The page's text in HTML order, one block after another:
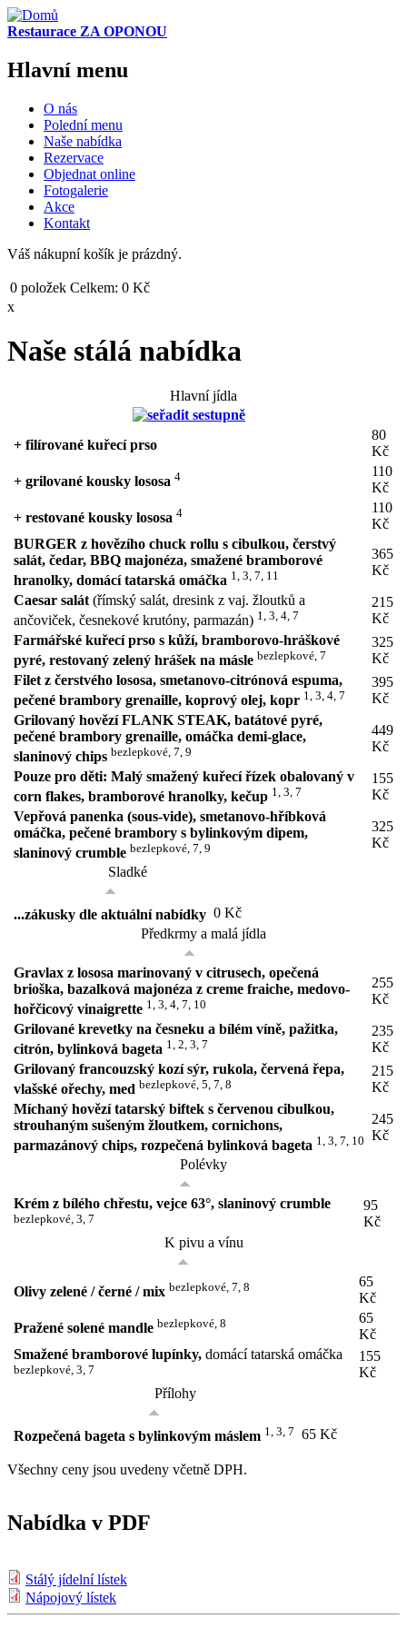
Přejít k hlavnímu obsahu
Restaurace ZA OPONOU
Hlavní menu
O nás
Polední menu
Naše nabídka
Rezervace
Objednat online
Fotogalerie
Akce
Kontakt
Váš nákupní košík je prázdný.
0 položek Celkem: 0 Kč
x
Naše stálá nabídka
Hlavní jídla
+ filírované kuřecí prso
80
Kč
+ grilované kousky lososa 4
110
Kč
+ restované kousky lososa 4
110
Kč
BURGER z hovězího chuck rollu s cibulkou, čerstvý
salát, čedar, BBQ majonéza, smažené bramborové
hranolky, domácí tatarská omáčka 1, 3, 7, 11
365
Kč
Caesar salát (římský salát, dresink z vaj. žloutků a
ančoviček, česnekové krutóny, parmazán) 1, 3, 4, 7
215
Kč
Farmářské kuřecí prso s kůží, bramborovo-hráškové
pyré, restovaný zelený hrášek na másle bezlepkové, 7
325
Kč
Filet z čerstvého lososa, smetanovo-citrónová espuma,
pečené brambory grenaille, koprový olej, kopr 1, 3, 4, 7
395
Kč
Grilovaný hovězí FLANK STEAK, batátové pyré,
pečené brambory grenaille, omáčka demi-glace,
slaninový chips bezlepkové, 7, 9
449
Kč
Pouze pro děti: Malý smažený kuřecí řízek obalovaný v
corn flakes, bramborové hranolky, kečup 1, 3, 7
155
Kč
Vepřová panenka (sous-vide), smetanovo-hříbková
omáčka, pečené brambory s bylinkovým dipem,
slaninový crumble bezlepkové, 7, 9
325
Kč
Sladké
...zákusky dle aktuální nabídky 0 Kč
Předkrmy a malá jídla
Gravlax z lososa marinovaný v citrusech, opečená
brioška, bazalková majonéza z creme fraiche, medovo-
hořčicový vinaigrette 1, 3, 4, 7, 10
255
Kč
Grilované krevetky na česneku a bílém víně, pažitka,
citrón, bylinková bageta 1, 2, 3, 7
235
Kč
Grilovaný francouzský kozí sýr, rukola, červená řepa,
vlašské ořechy, med bezlepkové, 5, 7, 8
215
Kč
Míchaný hovězí tatarský biftek s červenou cibulkou,
strouhaným sušeným žloutkem, cornichons,
parmazánový chips, rozpečená bylinková bageta 1, 3, 7, 10
245
Kč
Polévky
Krém z bílého chřestu, vejce 63°, slaninový crumble
bezlepkové, 3, 7
95
Kč
K pivu a vínu
Olivy zelené / černé / mix bezlepkové, 7, 8
65
Kč
Pražené solené mandle bezlepkové, 8
65
Kč
Smažené bramborové lupínky, domácí tatarská omáčka
bezlepkové, 3, 7
155
Kč
Přílohy
Rozpečená bageta s bylinkovým máslem 1, 3, 7 65 Kč
Všechny ceny jsou uvedeny včetně DPH.
Nabídka v PDF
Stálý jídelní lístek
Nápojový lístek